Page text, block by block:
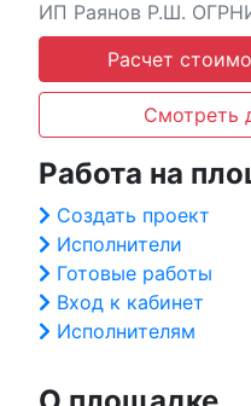
ИП Раянов Р.Ш.
Расчет
Смотреть
Работа на
Создать проект
Исполнители
Готовые работы
Вход к кабинет
Исполнителям